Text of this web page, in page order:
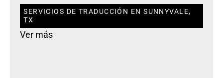
SERVICIOS DE TRADUCCIÓN EN SUNNYVALE,
TX
Ver más